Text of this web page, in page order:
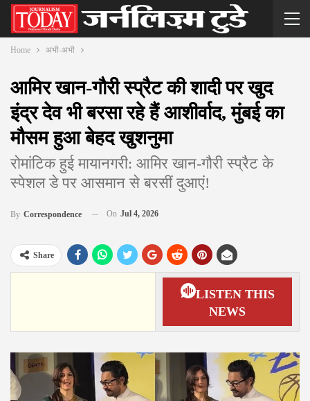
Home अभी-अभी
आमिर खान-गौरी स्प्रैट की शादी पर खुद
इंद्र देव भी बरसा रहे हैं आशीर्वाद, मुंबई का
मौसम हुआ बेहद खुशनुमा
रोमांटिक हुई मायानगरी: आमिर खान-गौरी स्प्रैट के
स्पेशल डे पर आसमान से बरसीं दुआएं!
By Correspondence On Jul 4, 2026
Share
LISTEN THIS
NEWS